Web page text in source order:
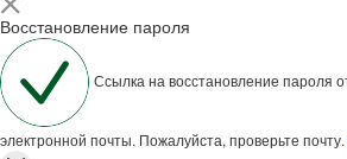
Восстановление пароля
Ссылка на восстановление пароля
электронной почты. Пожалуйста, проверьте почту.